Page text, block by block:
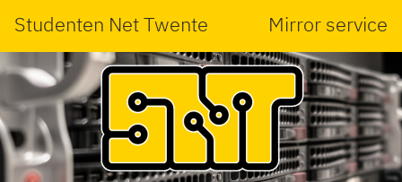
Studenten Net Twente Mirror service